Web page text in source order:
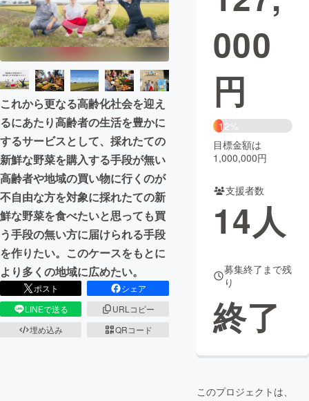
映像・映画 書籍・雑誌
ビジネス・起業 チャレンジ
まちづくり・地域活性化
CAMPFIRE for Social Good
CAMPFIRE Creation
CAMPFIREふるさと納税machi-ya コミュニティ
これから更なる高齢化社会を迎え
るにあたり高齢者の生活を豊かに
するサービスとして、採れたての
新鮮な野菜を購入する手段が無い
高齢者や地域の買い物に行くのが
不自由な方を対象に採れたての新
鮮な野菜を食べたいと思っても買
う手段の無い方に届けられる手段
を作りたい。このケースをもとに
より多くの地域に広めたい。
ポスト
シェア
LINEで送る
URLコピー
埋め込み
QRコード
000
円
12%
目標金額は
1,000,000円
支援者数
14人
募集終了まで残
り
終了
このプロジェクトは、